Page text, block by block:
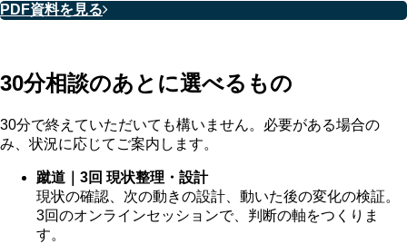
PDF資料を見る
30分相談のあとに選べるもの
30分で終えていただいても構いません。必要がある場合の
み、状況に応じてご案内します。
蹴道｜3回 現状整理・設計
現状の確認、次の動きの設計、動いた後の変化の検証。
3回のオンラインセッションで、判断の軸をつくりま
す。